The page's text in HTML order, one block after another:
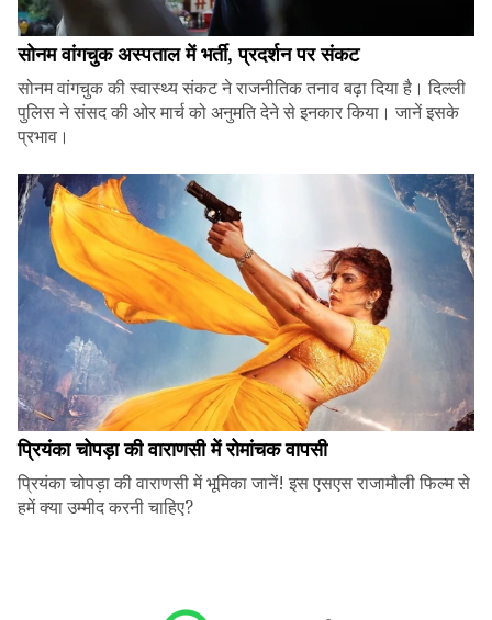
सोनम वांगचुक अस्पताल में भर्ती, प्रदर्शन पर संकट
सोनम वांगचुक की स्वास्थ्य संकट ने राजनीतिक तनाव बढ़ा दिया है। दिल्ली
पुलिस ने संसद की ओर मार्च को अनुमति देने से इनकार किया। जानें इसके
प्रभाव।
प्रियंका चोपड़ा की वाराणसी में रोमांचक वापसी
प्रियंका चोपड़ा की वाराणसी में भूमिका जानें! इस एसएस राजामौली फिल्म से
हमें क्या उम्मीद करनी चाहिए?